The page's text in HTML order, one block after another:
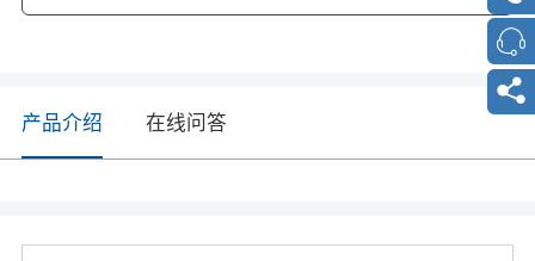
产品介绍 在线问答